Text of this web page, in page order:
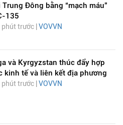
Trung Đông bằng “mạch máu”
135
phút trước |VOVVN
và Kyrgyzstan thúc đẩy hợp
kinh tế và liên kết địa phương
phút trước | VOVVN